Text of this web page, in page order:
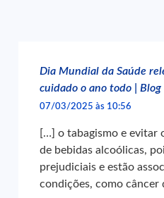
Dia Mundial da Saúde
cuidado o ano todo |
07/03/2025 às 10:56
[…] o tabagismo e evitar
de bebidas alcoólicas,
prejudiciais e estão
condições, como câncer